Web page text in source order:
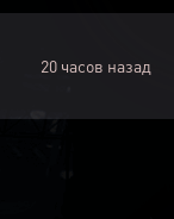
20 часов назад